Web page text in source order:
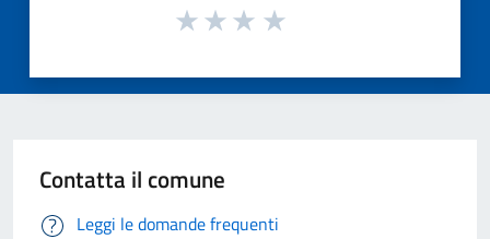
Contatta il comune
Leggi le domande frequenti